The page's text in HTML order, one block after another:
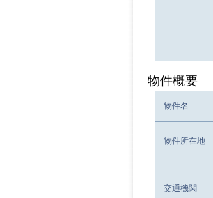
物件概要
物件名
物件所在地
交通機関